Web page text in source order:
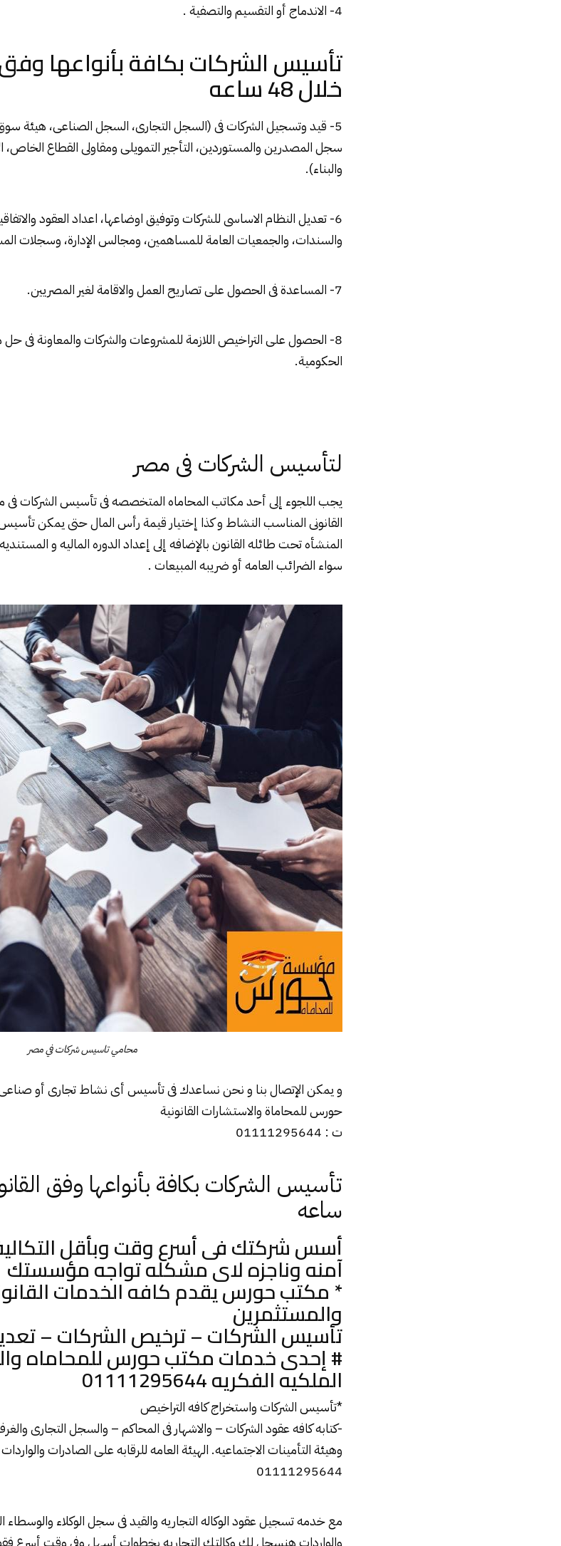
4- الاندماج أو التقسيم والتصفية .
تأسيس الشركات بكافة بأنواعها
خلال 48 ساعه
5- قيد وتسجيل الشركات فى ( السجل التجارى، السجل الصناعى، هيئة سوق
سجل المصدرين والمستوردين، التأجير التمويلى ومقاولى القطاع الخاص،
والبناء).
6- تعديل النظام الاساسى للشركات وتوفيق اوضاعها، اعداد العقود
والسندات، والجمعيات العامة للمساهمين، ومجالس الإدارة، وسجلات
7- المساعدة فى الحصول على تصاريح العمل والاقامة لغير المصريين.
8- الحصول على التراخيص اللازمة للمشروعاتوالشركات والمعاونة فى
الحكومية.
لتأسيس الشركات فى مصر
يجب اللجوء إلى أحد مكاتب المحاماه المتخصصه فى تأسيس الشركات فى
القانونى المناسب النشاط و كذا إختيار قيمة رأس المال حتى يمكن
المنشأه تحت طائله القانون بالإضافه إلى إعداد الدوره الماليه و
سواء الضرائب العامه أو ضريبه المبيعات .
محامي تاسيس شركات في مصر
و يمكن الإتصال بنا و نحن نساعدك فى تأسيس أى نشاط تجارى أو
حورس للمحاماة والاستشارات القانونية
ت : 01111295644
ساعه
أسس شركتك فى أسرع وقت وبأقل
آمنه وناجزه لاى مشكله تواجه مؤسستك
* مكتب حورس يقدم كافه الخدمات
والمستثمرين
تأسيس الشركات – ترخيص الشركات –
# إحدى خدمات مكتب حورس للمحاماه
الملكيه الفكريه 01111295644
*تأسيس الشركات واستخراج كافه التراخيص
-كتابه كافه عقود الشركات – والاشهار فى المحاكم – والسجل التجارى
وهيئة التأمينات الاجتماعيه. الهيئة العامه للرقابه على الصادرات
01111295644
مع خدمه تسجيل عقود الوكاله التجاريه والقيد فى سجل الوكلاء والوسطاء